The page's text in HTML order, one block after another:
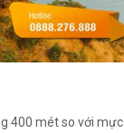
400 mét so với mực